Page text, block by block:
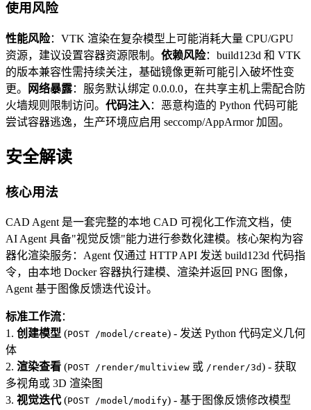
使用风险
性能风险：VTK 渲染在复杂模型上可能消耗大量 CPU/GPU
资源，建议设置容器资源限制。 依赖风险：build123d 和 VTK
的版本兼容性需持续关注，基础镜像更新可能引入破坏性变
更。
网络暴露：服务默认绑定 0.0.0.0，在共享主机上需配合防
火墙规则限制访问。 代码注入：恶意构造的 Python 代码可能
尝试容器逃逸，生产环境应启用 seccomp/AppArmor 加固。
安全解读
核心用法
CAD Agent 是一套完整的本地 CAD 可视化工作流文档，使
AI Agent 具备"视觉反馈"能力进行参数化建模。核心架构为容
器化渲染服务：Agent 仅通过 HTTP API 发送 build123d 代码指
令，由本地 Docker 容器执行建模、渲染并返回 PNG 图像，
Agent 基于图像反馈迭代设计。
标准工作流：
1. 创建模型 (POST /model/create) - 发送 Python 代码定义几何
体
2. 渲染查看 (POST /render/multiview 或 /render/3d) - 获取
多视角或 3D 渲染图
3. 视觉迭代(POST /model/modify) - 基于图像反馈修改模型